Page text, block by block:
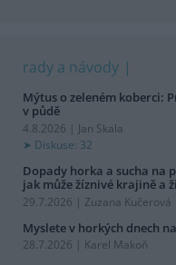
rady a návody
Mýtus o zeleném koberci:
v půdě
4.8.2026 | Jan Skala
Diskuse: 32
Dopady horka a sucha na
jak může žíznivé krajině a
29.7.2026 | Zuzana Kučerová
Myslete v horkých dnech
28.7.2026 | Karel Makoň